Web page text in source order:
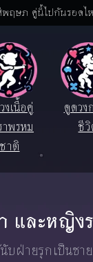
ฤษภ คู่นี้ไปกันรอดไห
งเนื้อคู่
าพรหม
ชาติ
ดูดวง
ชี
และหญิ
บฝ่ายรุกเป็นช